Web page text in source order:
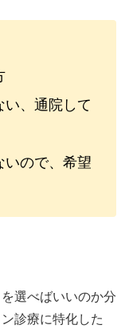
い、通院して
いので、希望
選べばいいのか分
診療に特化した